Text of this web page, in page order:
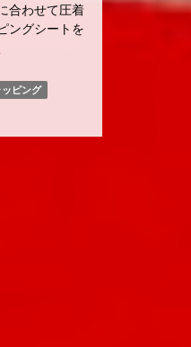
合わせて圧着
ングシートを
ッピング